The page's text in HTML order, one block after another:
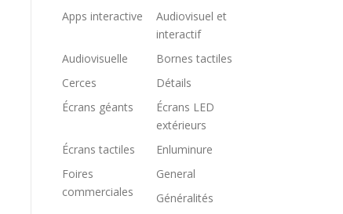
Apps interactive
Audiovisuel et
interactif
Audiovisuelle
Bornes tactiles
Cerces
Détails
Écrans géants
Écrans LED
extérieurs
Écrans tactiles
Enluminure
Foires
commerciales
General
Généralités